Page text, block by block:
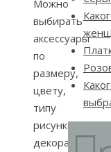
Можно
выбирать
аксессуары
по
размеру,
цвету,
типу
рисунка,
декоративным